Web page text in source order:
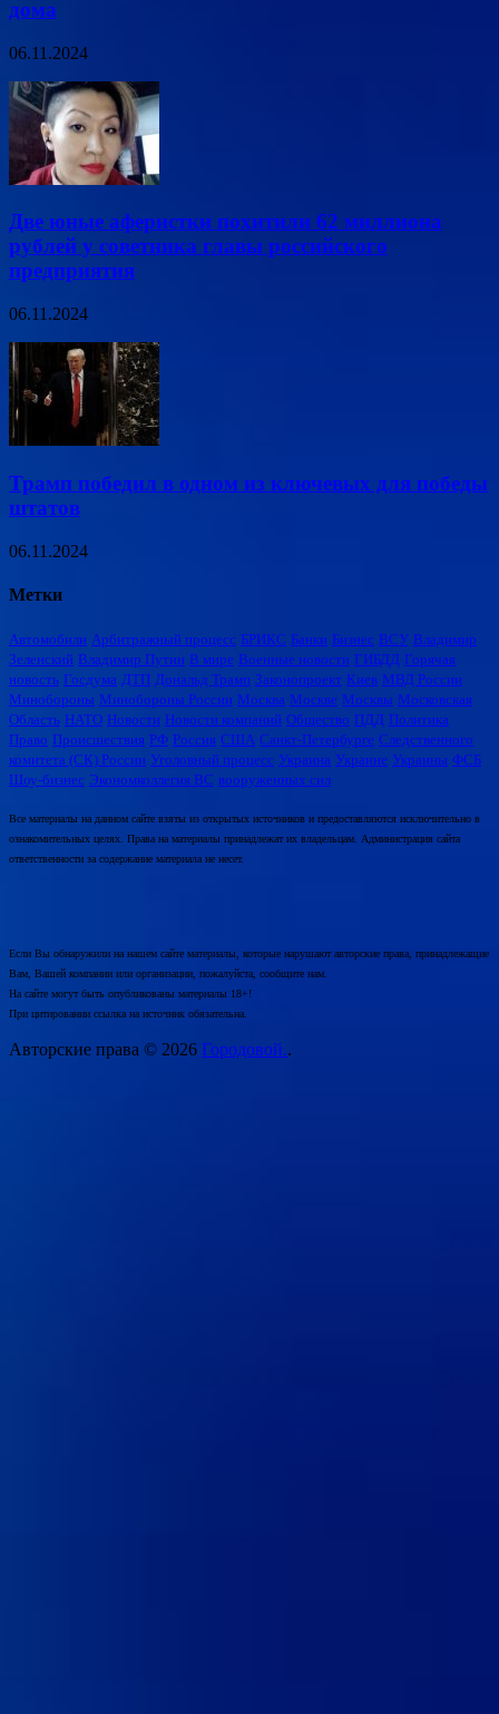
дома
06.11.2024
Две юные аферистки похитили 62 миллиона
рублей у советника главы российского
предприятия
06.11.2024
Трамп победил в одном из ключевых для победы
штатов
06.11.2024
Метки
Автомобили Арбитражный процесс БРИКС Банки Бизнес ВСУ Владимир
Зеленский Владимир Путин В мире Военные новости ГИБДД Горячая
новость Госдума ДТП Дональд Трамп Законопроект Киев МВД России
Минобороны Минобороны России Москва Москве Москвы Московская
Область НАТО Новости Новости компаний Общество ПДД Политика
Право Происшествия РФ Россия США Санкт-Петербурге Следственного
комитета (СК) России Уголовный процесс Украина Украине Украины ФСБ
Шоу-бизнес Экономколлегия ВС вооруженных сил
Все материалы на данном сайте взяты из открытых источников и предоставляются исключительно в
ознакомительных целях. Права на материалы принадлежат их владельцам. Администрация сайта
ответственности за содержание материала не несет.
Если Вы обнаружили на нашем сайте материалы, которые нарушают авторские права, принадлежащие
Вам, Вашей компании или организации, пожалуйста, сообщите нам.
На сайте могут быть опубликованы материалы 18+!
При цитировании ссылка на источник обязательна.
Авторские права © 2026 Городовой..